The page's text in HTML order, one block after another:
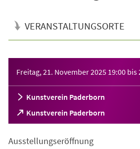
VERANSTALTUNGSORTE
Freitag, 21. November 2025 19:00 bis
Kunstverein Paderborn
Kunstverein Paderborn
(Öffnet
in
neuen
Ausstellungseröffnung